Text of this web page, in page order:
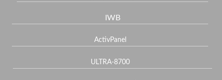
IWB
ActivPanel
ULTRA-8700